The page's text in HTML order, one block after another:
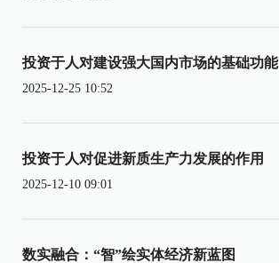
投资于人对建设强大国内市场的基础功能
2025-12-25 10:52
投资于人对促进新质生产力发展的作用
2025-12-10 09:01
数实融合：“智”绘实体经济新蓝图